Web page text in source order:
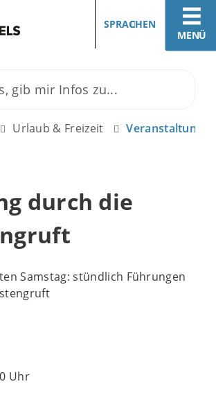
MENÜ
SPRACHEN
Urlaub & Freizeit
durch die
Samstag: stündlich Führungen
Uhr